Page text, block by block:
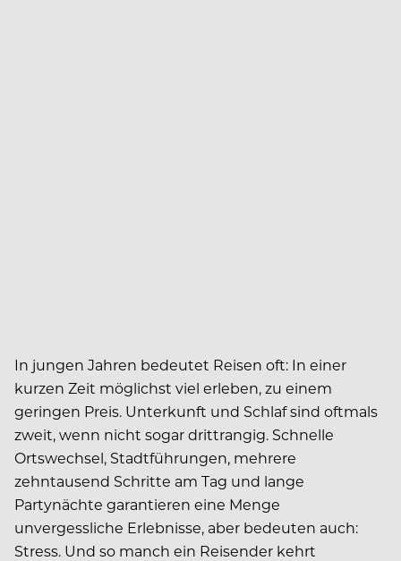
In jungen Jahren bedeutet Reisen oft: In einer
kurzen Zeit möglichst viel erleben, zu einem
geringen Preis. Unterkunft und Schlaf sind oftmals
zweit, wenn nicht sogar drittrangig. Schnelle
Ortswechsel, Stadtführungen, mehrere
zehntausend Schritte am Tag und lange
Partynächte garantieren eine Menge
unvergessliche Erlebnisse, aber bedeuten auch:
Stress. Und so manch ein Reisender kehrt